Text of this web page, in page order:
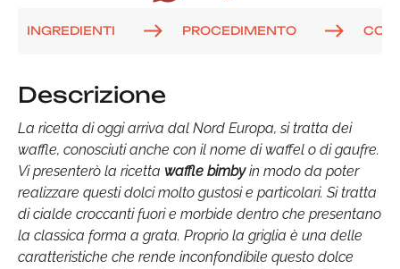
INGREDIENTI PROCEDIMENTO
Descrizione
La ricetta di oggi arriva dal Nord Europa, si tratta dei
waffle, conosciuti anche con il nome di waffel o di gaufre.
Vi presenterò la ricetta waffle bimbyin modo da poter
realizzare questi dolci molto gustosi e particolari. Si tratta
di cialde croccanti fuori e morbide dentro che presentano
la classica forma a grata. Proprio la griglia è una delle
caratteristiche che rende inconfondibile questo dolce